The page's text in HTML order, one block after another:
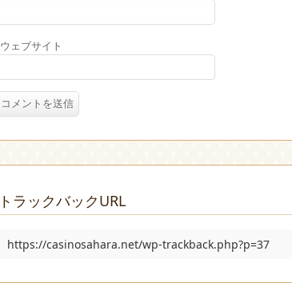
ウェブサイト
トラックバックURL
https://casinosahara.net/wp-trackback.php?p=37